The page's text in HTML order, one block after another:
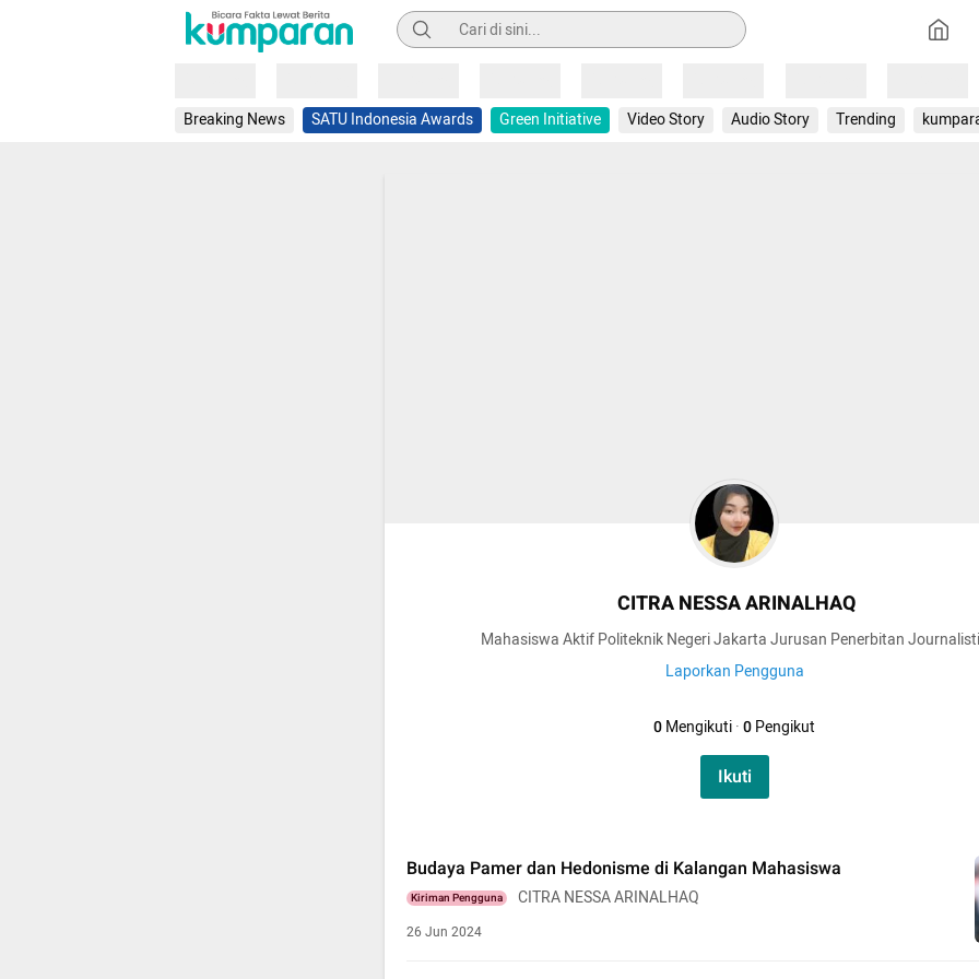
Pencarian
Breaking News SATU Indonesia Awards Green Initiative Video Story Audio Story Trending
CITRA NESSA ARINALHAQ
Mahasiswa Aktif Politeknik Negeri Jakarta Jurusan Penerbitan
Laporkan Pengguna
0Mengikuti·0Pengikut
Ikuti
Budaya Pamer dan Hedonisme di Kalangan Mahasiswa
Kiriman Pengguna CITRA NESSA ARINALHAQ
26 Jun 2024